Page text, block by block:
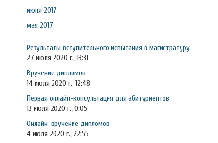
июня 2017
мая 2017
Результаты вступительного испытания в магистратуру
27 июля 2020 г., 13:31
Вручение дипломов
14 июля 2020 г., 12:48
Первая онлайн-консультация для абитуриентов
13 июля 2020 г., 0:05
Онлайн-вручение дипломов
4 июля 2020 г., 22:55